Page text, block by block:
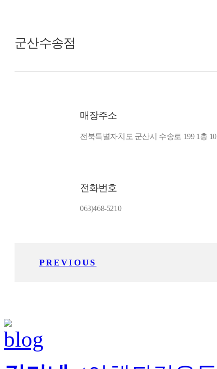
군산수송점
매장주소
전북특별자치도 군산시 수송로 199 1층
전화번호
063)468-5210
PREVIOUS